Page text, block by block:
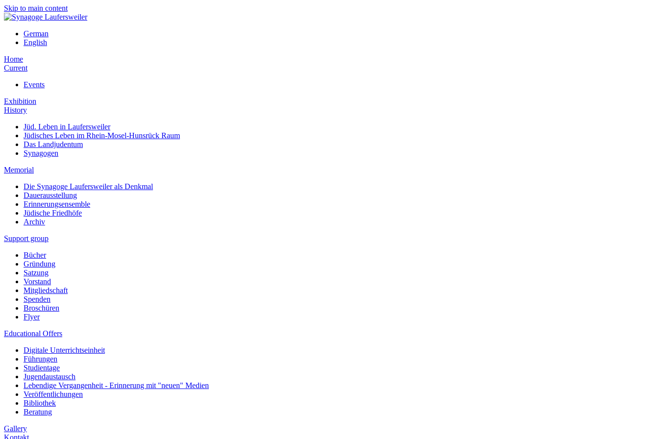
Skip to main content
German
English
Home
Current
Events
Exhibition
History
Jüd. Leben in Laufersweiler
Jüdisches Leben im Rhein-Mosel-Hunsrück Raum
Das Landjudentum
Synagogen
Memorial
Die Synagoge Laufersweiler als Denkmal
Dauerausstellung
Erinnerungsensemble
Jüdische Friedhöfe
Archiv
Support group
Bücher
Gründung
Satzung
Vorstand
Mitgliedschaft
Spenden
Broschüren
Flyer
Educational Offers
Digitale Unterrichtseinheit
Führungen
Studientage
Jugendaustausch
Lebendige Vergangenheit - Erinnerung mit "neuen" Medien
Veröffentlichungen
Bibliothek
Beratung
Gallery
Kontakt